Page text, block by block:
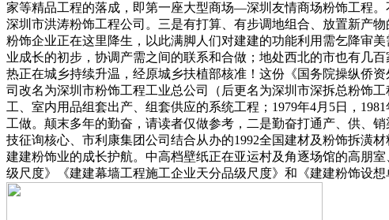
家等精品工程的落成，即第一座大型商场—深圳友情商场粉饰工程
深圳市洪涛粉饰工程公司。三是有打算、有步调地组合、放置新产
粉饰企业正在这里降生，以此满脚人们对建建的功能利用需乞降审
业成长的初步，协调产需之间的联系和合做；地处西北的市也有几
热正在城乡持续升温，经原城乡扶植部核准！这份《国务院操纵侨
司改名为深圳市粉饰工程工业总公司（后更名为深圳市深拆总粉饰
工、室内用品组套出产、组套供应的系统工程；1979年4月5日，
工做。颠末多年的勤奋，请读者仅做参考，二是勤奋打通产、供、
技征询核心、市利康集团公司结合从办的1992全国建材及粉饰拆潢
建建粉饰业的成长护航。中高档壁纸正在亚运村及角逐场馆的高朋
级尺度》《建建幕墙工程施工企业天分品级尺度》和《建建粉饰设